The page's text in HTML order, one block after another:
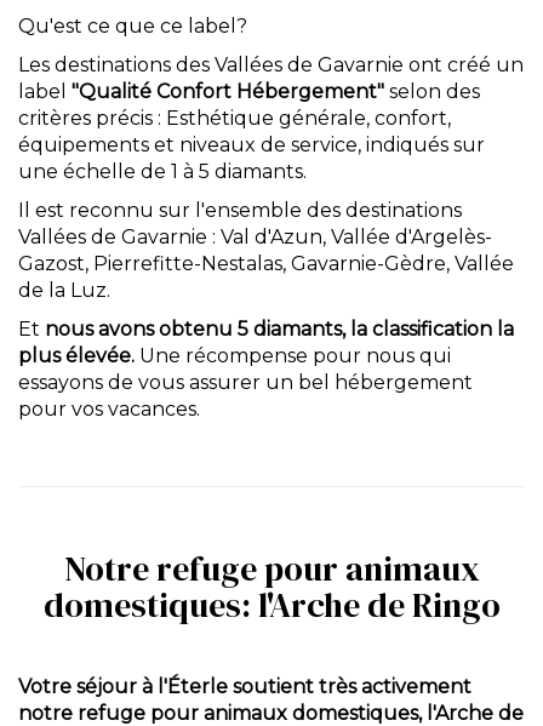
Qu'est ce que ce label?
Les destinations des Vallées de Gavarnie ont créé un
label "Qualité Confort Hébergement" selon des
critères précis : Esthétique générale, confort,
équipements et niveaux de service, indiqués sur
une échelle de 1 à 5 diamants.
Il est reconnu sur l'ensemble des destinations
Vallées de Gavarnie : Val d'Azun, Vallée d'Argelès-
Gazost, Pierrefitte-Nestalas, Gavarnie-Gèdre, Vallée
de la Luz.
Et nous avons obtenu 5 diamants, la classification la
plus élevée. Une récompense pour nous qui
essayons de vous assurer un bel hébergement
pour vos vacances.
Notre refuge pour animaux
domestiques: l'Arche de Ringo
Votre séjour à l'Éterle soutient très activement
notre refuge pour animaux domestiques, l'Arche de